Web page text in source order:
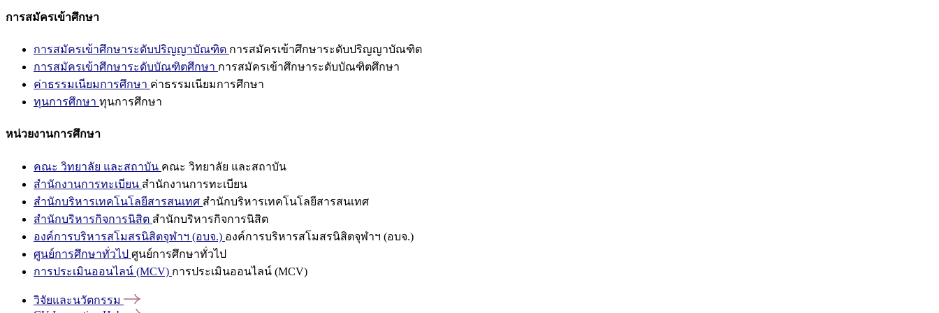
การสมัครเข้าศึกษา
การสมัครเข้าศึกษาระดับปริญญาบัณฑิต การสมัครเข้าศึกษาระดับปริญญาบัณฑิต
การสมัครเข้าศึกษาระดับบัณฑิตศึกษา การสมัครเข้าศึกษาระดับบัณฑิตศึกษา
ค่าธรรมเนียมการศึกษา ค่าธรรมเนียมการศึกษา
ทุนการศึกษา ทุนการศึกษา
หน่วยงานการศึกษา
คณะ วิทยาลัย และสถาบัน คณะ วิทยาลัย และสถาบัน
สำนักงานการทะเบียน สำนักงานการทะเบียน
สำนักบริหารเทคโนโลยีสารสนเทศ สำนักบริหารเทคโนโลยีสารสนเทศ
สำนักบริหารกิจการนิสิต สำนักบริหารกิจการนิสิต
องค์การบริหารสโมสรนิสิตจุฬาฯ (อบจ.) องค์การบริหารสโมสรนิสิตจุฬาฯ (อบจ.)
ศูนย์การศึกษาทั่วไป ศูนย์การศึกษาทั่วไป
การประเมินออนไลน์ (MCV) การประเมินออนไลน์ (MCV)
วิจัยและนวัตกรรม